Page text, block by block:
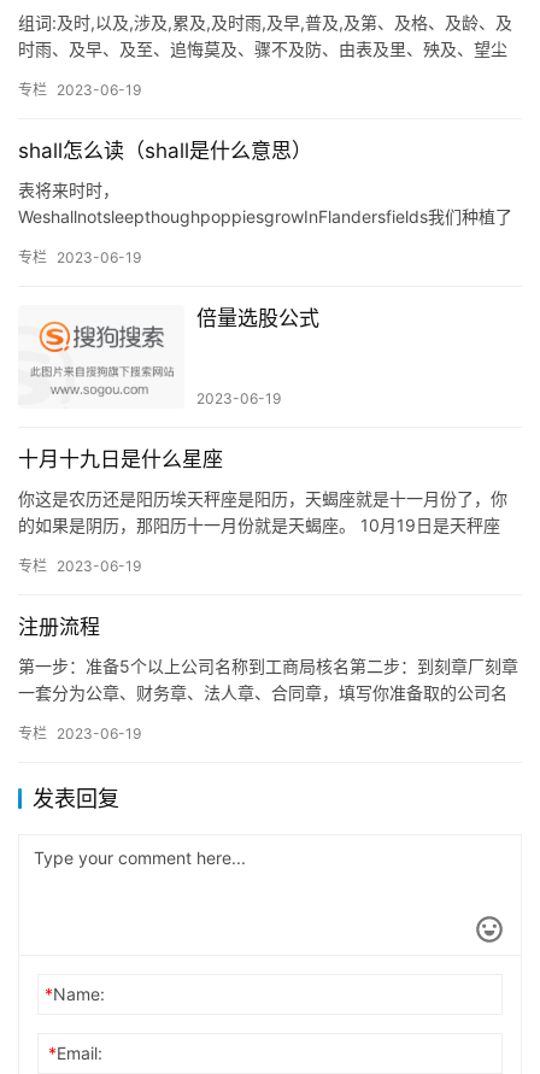
组词:及时,以及,涉及,累及,及时雨,及早,普及,及第、及格、及龄、及
时雨、及早、及至、追悔莫及、骤不及防、由表及里、殃及、望尘
专栏 2023-06-19
shall怎么读（shall是什么意思）
表将来时时，
WeshallnotsleepthoughpoppiesgrowInFlandersfields我们种植了
将…
专栏 2023-06-19
倍量选股公式
2023-06-19
十月十九日是什么星座
你这是农历还是阳历埃天秤座是阳历，天蝎座就是十一月份了，你
的如果是阴历，那阳历十一月份就是天蝎座。 10月19日是天秤座
专栏 2023-06-19
注册流程
第一步：准备5个以上公司名称到工商局核名第二步：到刻章厂刻章
一套分为公章、财务章、法人章、合同章，填写你准备取的公司名
理人…
专栏 2023-06-19
发表回复
*Name:
*Email: